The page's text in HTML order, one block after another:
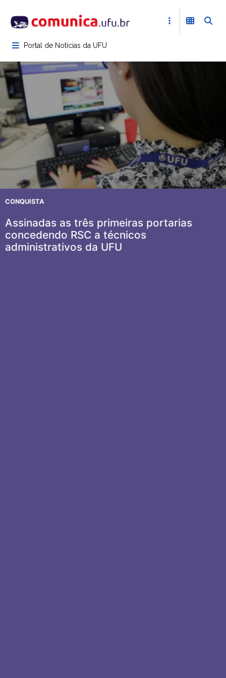
para
conteúdoPortal de Notícias da UFU
CONQUISTA
Assinadas as três primeiras portarias
concedendo RSC a técnicos
administrativos da UFU